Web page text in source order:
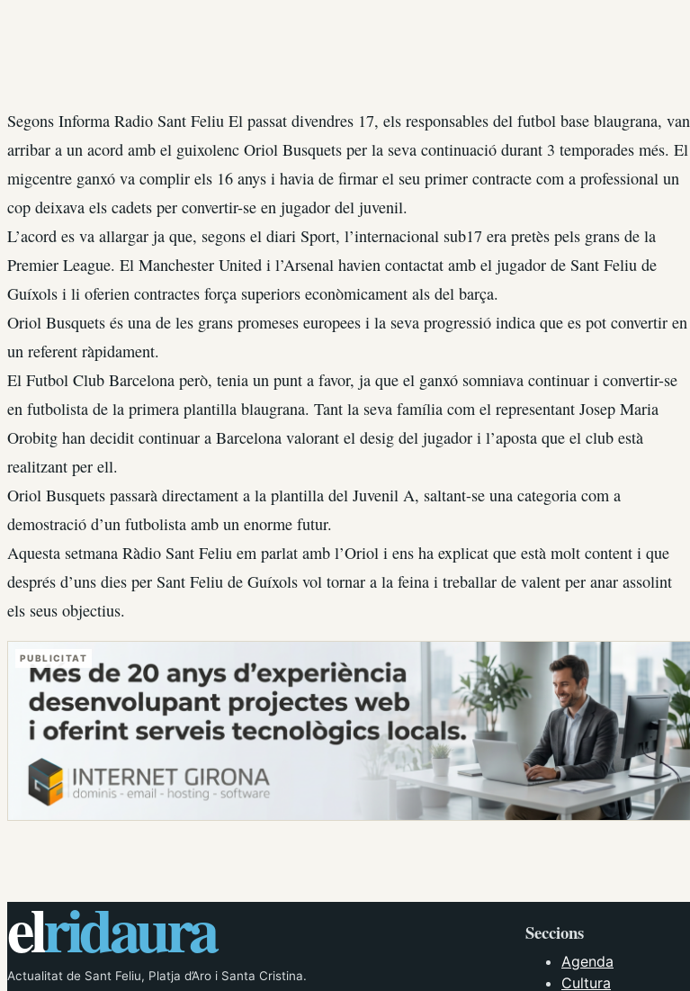
Segons Informa Radio Sant Feliu El passat divendres 17, els responsables del futbol base blaugrana, van
arribar a un acord amb el guixolenc Oriol Busquets per la seva continuació durant 3 temporades més. El
migcentre ganxó va complir els 16 anys i havia de firmar el seu primer contracte com a professional un
cop deixava els cadets per convertir-se en jugador del juvenil.
L’acord es va allargar ja que, segons el diari Sport, l’internacional sub17 era pretès pels grans de la
Premier League. El Manchester United i l’Arsenal havien contactat amb el jugador de Sant Feliu de
Guíxols i li oferien contractes força superiors econòmicament als del barça.
Oriol Busquets és una de les grans promeses europees i la seva progressió indica que es pot convertir en
un referent ràpidament.
El Futbol Club Barcelona però, tenia un punt a favor, ja que el ganxó somniava continuar i convertir-se
en futbolista de la primera plantilla blaugrana. Tant la seva família com el representant Josep Maria
Orobitg han decidit continuar a Barcelona valorant el desig del jugador i l’aposta que el club està
realitzant per ell.
Oriol Busquets passarà directament a la plantilla del Juvenil A, saltant-se una categoria com a
demostració d’un futbolista amb un enorme futur.
Aquesta setmana Ràdio Sant Feliu em parlat amb l’Oriol i ens ha explicat que està molt content i que
després d’uns dies per Sant Feliu de Guíxols vol tornar a la feina i treballar de valent per anar assolint
els seus objectius.
PUBLICITAT
elridaura
Actualitat de Sant Feliu, Platja d’Aro i Santa Cristina.
Seccions
Agenda
Cultura